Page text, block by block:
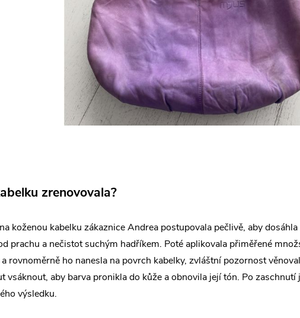
zrenovovala?
koženou kabelku zákaznice Andrea postupovala pečlivě, aby
prachu a nečistot suchým hadříkem. Poté aplikovala přiměřené
rovnoměrně ho nanesla na povrch kabelky, zvláštní pozornost
vsáknout, aby barva pronikla do kůže a obnovila její tón. Po
výsledku.